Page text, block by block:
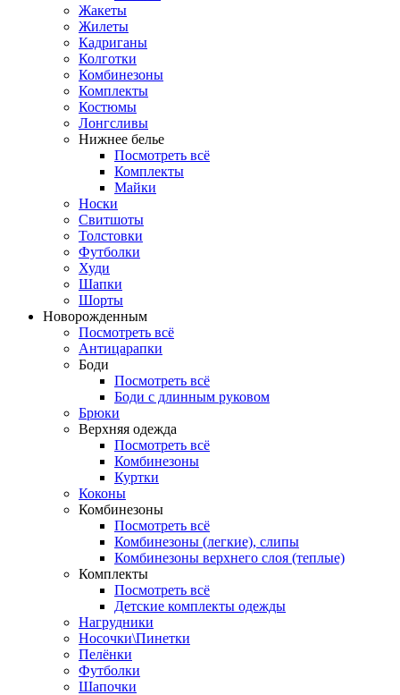
Жакеты
Жилеты
Кадриганы
Колготки
Комбинезоны
Комплекты
Костюмы
Лонгсливы
Нижнее белье
Посмотреть всё
Комплекты
Майки
Носки
Свитшоты
Толстовки
Футболки
Худи
Шапки
Шорты
Новорожденным
Посмотреть всё
Антицарапки
Боди
Посмотреть всё
Боди с длинным руковом
Брюки
Верхняя одежда
Посмотреть всё
Комбинезоны
Куртки
Коконы
Комбинезоны
Посмотреть всё
Комбинезоны (легкие), слипы
Комбинезоны верхнего слоя (теплые)
Комплекты
Посмотреть всё
Детские комплекты одежды
Нагрудники
Носочки\Пинетки
Пелёнки
Футболки
Шапочки